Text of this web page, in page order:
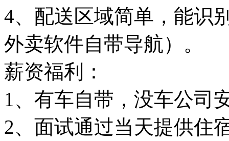
4、配送区域简单，能识
外卖软件自带导航）。
薪资福利：
1、有车自带，没车公司
2、面试通过当天提供住